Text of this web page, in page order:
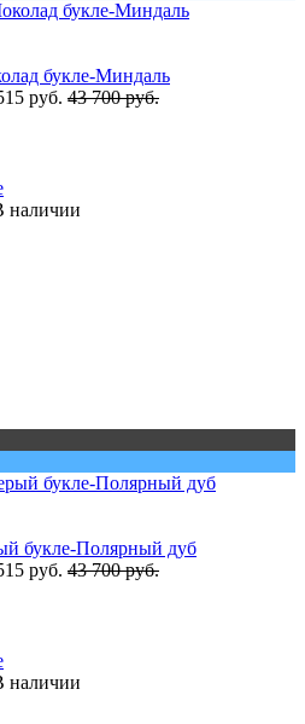
букле-Миндаль
руб. 43 700 руб.
наличии
букле-Полярный дуб
руб. 43 700 руб.
наличии